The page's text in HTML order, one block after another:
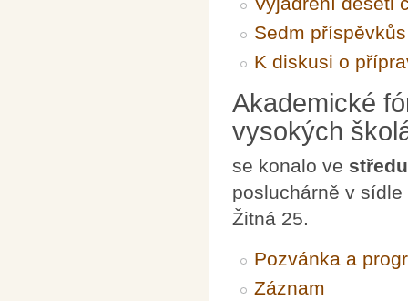
Sedm
K diskusi o
Akademické
vysokých
se konalo ve
posluchárně v
Žitná 25.
Pozvánka a
Záznam